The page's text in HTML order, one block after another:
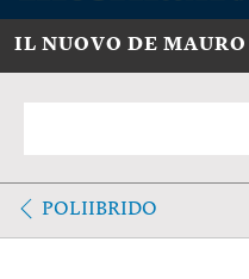
IL NUOVO DE MAURO
POLIIBRIDO